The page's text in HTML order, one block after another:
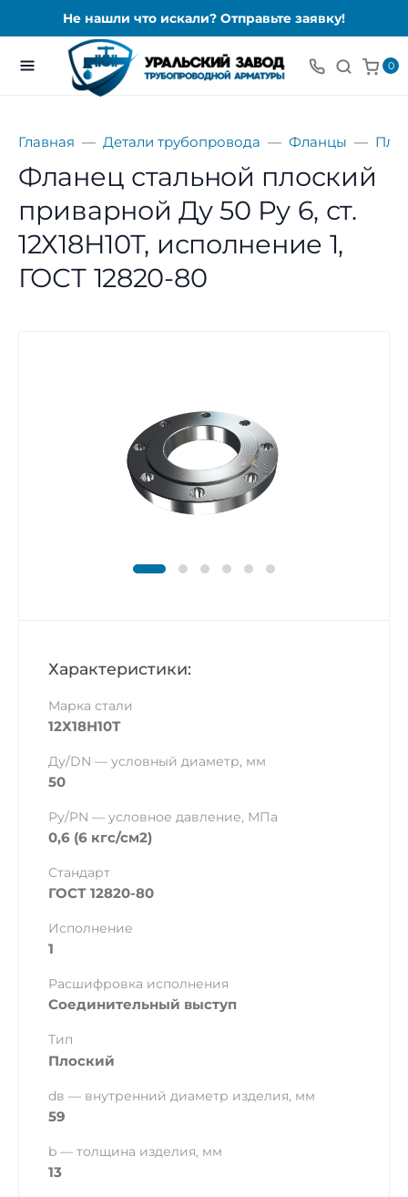
Не нашли что искали? Отправьте заявку!
0
Главная Детали трубопровода Фланцы
Фланец стальной плоский
приварной Ду 50 Ру 6, ст.
12Х18Н10Т, исполнение 1,
ГОСТ 12820-80
Характеристики:
Марка стали
12Х18Н10Т
Ду/DN — условный диаметр, мм
50
Ру/PN — условное давление, МПа
0,6 (6 кгс/см2)
Стандарт
ГОСТ 12820-80
Исполнение
1
Расшифровка исполнения
Соединительный выступ
Тип
Плоский
dв — внутренний диаметр изделия, мм
59
b — толщина изделия, мм
13